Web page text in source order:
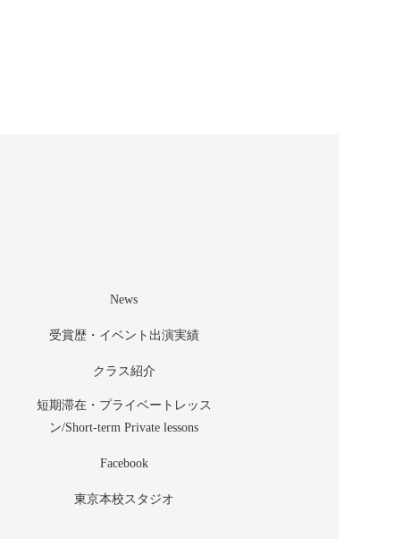
News
受賞歴・イベント出演実績
クラス紹介
短期滞在・プライベートレッス
ン/Short-term Private lessons
Facebook
東京本校スタジオ